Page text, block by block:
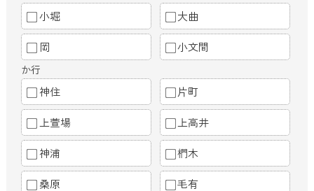
小堀 大曲
岡 小文間
か行
神住 片町
上萱場 上高井
神浦 椚木
桑原 毛有